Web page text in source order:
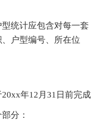
统计应包含对每一套
户型编号、所在位
年12月31日前完成
分：